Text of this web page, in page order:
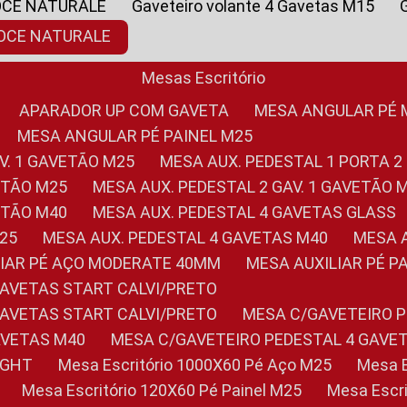
NATURALE
Gaveteiro volante 4 Gavetas M15
NATURALE
Mesas Escritório
APARADOR UP COM GAVETA
MESA ANGULAR
MESA ANGULAR PÉ PAINEL M25
1 GAVETÃO M25
MESA AUX. PEDESTAL 1 PORTA
M25
MESA AUX. PEDESTAL 2 GAV. 1 GAVETÃO
M40
MESA AUX. PEDESTAL 4 GAVETAS GLASS
MESA AUX. PEDESTAL 4 GAVETAS M40
PÉ AÇO MODERATE 40MM
MESA AUXILIAR PÉ
START CALVI/PRETO
START CALVI/PRETO
MESA C/
M40
MESA C/GAVETEIRO PEDESTAL 4
Mesa Escritório 1000X60 Pé Aço M25
Mesa Escritório 120X60 Pé Painel M25
Mesa